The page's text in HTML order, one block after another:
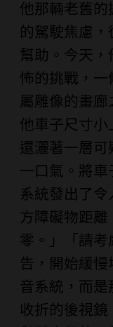
他那輛老舊的
的駕駛焦慮
幫助。今天
怖的挑戰，一
屬雕像的畫廊
他車子尺寸小
還灑著一層可
一口氣。將車
系統發出了令
方障礙物距離
零。」「請
告，開始緩
音系統，而是
收折的後視